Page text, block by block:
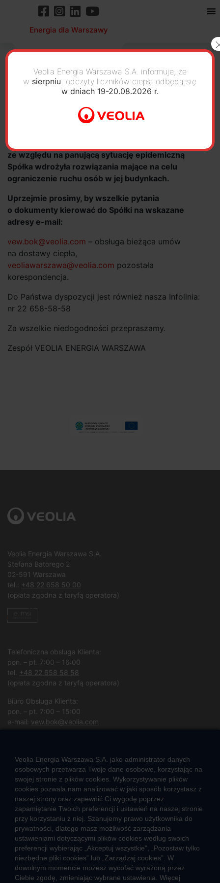
Energia dla Warszawy
Szanowni Państwo,
ze względu na panującą sytuację epidemiczną
Spółka wdrożyła rozwiązania mające na celu
ograniczenie ruchu osób w jej budynkach.
Uprzejmie prosimy, by wszelkie pytania
o dokumenty kierować do Spółki na wskazane
adresy e-mail:
vew.bok@veolia.com – obsługa bieżąca umów
na dostawy ciepła,
veoliawarszawa@veolia.com pozostała
korespondencja.
Do Państwa dyspozycji jest również nasza Infolinia:
nr 22 658-58-58
Za wszelkie niedogodności przepraszamy.
Zespół VEOLIA ENERGIA WARSZAWA
Veolia Energia Warszawa S.A.
Stefana Batorego 2
02-591 Warszawa
tel.: +48 22 658 50 00
(opłata zgodna z taryfą operatora)
Telefoniczna obsługa Klienta:
pon. – pt. 7:00 – 16:00
tel. +48 22 658 58 58
(opłata zgodna z taryfą operatora)
Biuro Obsługa Klienta:
pon. – pt. 7:00 – 15:00
e-mail: vew.bok@veolia.com
CIEPŁO SYSTEMOWE
Zalety ciepła systemowego
Pomyśl ciepło o lokatorach – nie wyłączaj węzła!
TARYFY I CENNIKI
Cennik usług zewnętrznych i opłat dodatkowych
Taryfy dla ciepła
Veolia Energia Warszawa S.A. informuje, że
w sierpniu odczyty liczników ciepła odbędą się
w dniach 19-20.08.2026 r.
Veolia Energia Warszawa S.A. jako administrator danych
osobowych przetwarza Twoje dane osobowe, korzystając na
swojej stronie z plików cookies. Wykorzystywanie plików
cookies pozwala nam analizować w jaki sposób korzystasz z
naszej strony oraz zapewnić Ci wygodę poprzez
zapamiętanie Twoich preferencji i ustawień na naszej stronie
przy korzystaniu z niej. Szanujemy prawo użytkownika do
prywatności, dlatego masz możliwość zarządzania
ustawieniami dotyczącymi plików cookies według swoich
preferencji wybierając „Akceptuj wszystkie”, „Pozostaw tylko
niezbędne pliki cookies” lub „Zarządzaj cookies”. W
dowolnym momencie możesz wycofać wyrażoną przez
Ciebie zgodę, zmieniając wybrane ustawienia. Więcej